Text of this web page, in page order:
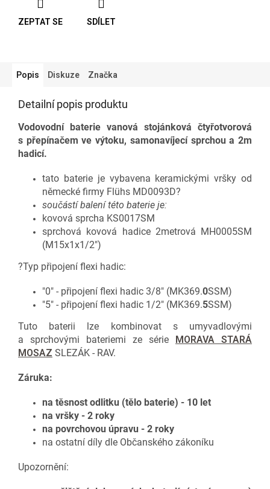
ZEPTAT SE SDÍLET
Popis Diskuze Značka
Detailní popis produktu
Vodovodní baterie vanová stojánková čtyřotvorová
s přepínačem ve výtoku, samonavíjecí sprchou a 2m
hadicí.
tato baterie je vybavena keramickými vršky od
německé firmy Flühs MD0093D?
součástí balení této baterie je:
kovová sprcha KS0017SM
sprchová kovová hadice 2metrová MH0005SM
(M15x1x1/2")
?Typ připojení flexi hadic:
"0" - připojení flexi hadic 3/8" (MK369.0SSM)
"5" - připojení flexi hadic 1/2" (MK369.5SSM)
Tuto baterii lze kombinovat s umyvadlovými
a sprchovými bateriemi ze série MORAVA STARÁ
MOSAZ SLEZÁK - RAV.
Záruka:
na těsnost odlitku (tělo baterie) - 10 let
na vršky - 2 roky
na povrchovou úpravu - 2 roky
na ostatní díly dle Občanského zákoníku
Upozornění: